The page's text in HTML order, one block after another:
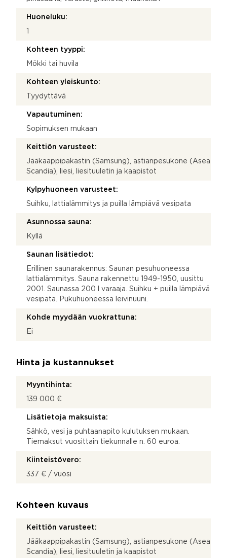
Huoneluku:
Kohteen tyyppi:
Mökki tai huvila
Kohteen yleiskunto:
Tyydyttävä
Vapautuminen:
Sopimuksen mukaan
Keittiön varusteet:
Jääkaappipakastin (Samsung), astianpesukone (Asea
Scandia), liesi, liesituuletin ja kaapistot
Kylpyhuoneen varusteet:
Suihku, lattialämmitys ja puilla lämpiävä vesipata
Asunnossa sauna:
Kyllä
Saunan lisätiedot:
Erillinen saunarakennus: Saunan pesuhuoneessa
lattialämmitys. Sauna rakennettu 1949-1950, uusittu
2001. Saunassa 200 l varaaja. Suihku + puilla lämpiävä
vesipata. Pukuhuoneessa leivinuuni.
Kohde myydään vuokrattuna:
Ei
Hinta ja kustannukset
Myyntihinta:
139 000 €
Lisätietoja maksuista:
Sähkö, vesi ja puhtaanapito kulutuksen mukaan.
Tiemaksut vuosittain tiekunnalle n. 60 euroa.
Kiinteistövero:
337 € / vuosi
Kohteen kuvaus
Keittiön varusteet:
Jääkaappipakastin (Samsung), astianpesukone (Asea
Scandia), liesi, liesituuletin ja kaapistot